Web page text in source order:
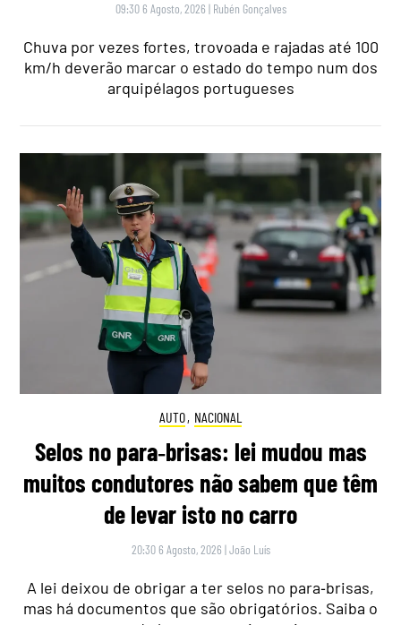
09:30 6 Agosto, 2026 | Rubén Gonçalves
Chuva por vezes fortes, trovoada e rajadas até 100
km/h deverão marcar o estado do tempo num dos
arquipélagos portugueses
AUTO, NACIONAL
Selos no para‑brisas: lei mudou mas
muitos condutores não sabem que têm
de levar isto no carro
20:30 6 Agosto, 2026 |João Luís
A lei deixou de obrigar a ter selos no para‑brisas,
mas há documentos que são obrigatórios. Saiba o